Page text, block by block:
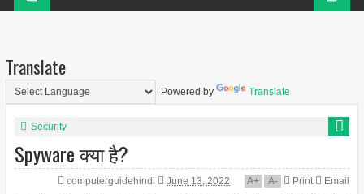
Translate
Powered by Translate
Security
Spyware क्या है?
computerguidehindi June 13, 2022 A+ A- Print Email